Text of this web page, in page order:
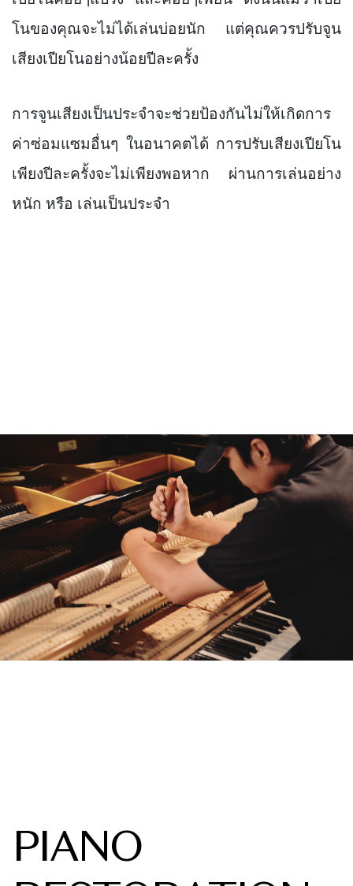
โนของคุณจะไม่ได้เล่นบ่อยนัก แต่คุณควรปรับจูน
เสียงเปียโนอย่างน้อยปีละครั้ง
การจูนเสียงเป็นประจำจะช่วยป้องกันไม่ให้เกิดการ
ค่าซ่อมแซมอื่นๆ ในอนาคตได้ การปรับเสียงเปียโน
เพียงปีละครั้งจะไม่เพียงพอหาก ผ่านการเล่นอย่าง
หนัก หรือ เล่นเป็นประจำ
PIANO